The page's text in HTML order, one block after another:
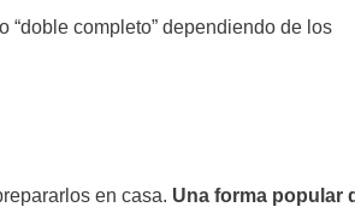
“doble completo” dependiendo de los
en casa. Una forma popular